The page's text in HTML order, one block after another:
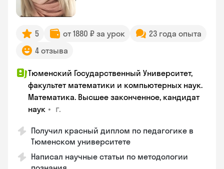
5 от 1880 ₽ за урок
23 года опыта
4 отзыва
Тюменский Государственный Университет,
факультет математики и компьютерных наук.
Математика. Высшее законченное, кандидат
наук • г.
Получил красный диплом по педагогике в
Тюменском университете
Написал научные статьи по методологии